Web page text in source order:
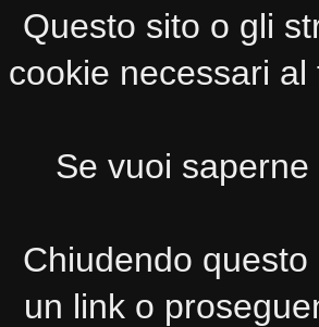
Questo sito o gli
cookie necessari
Se vuoi
Chiudendo
un link o